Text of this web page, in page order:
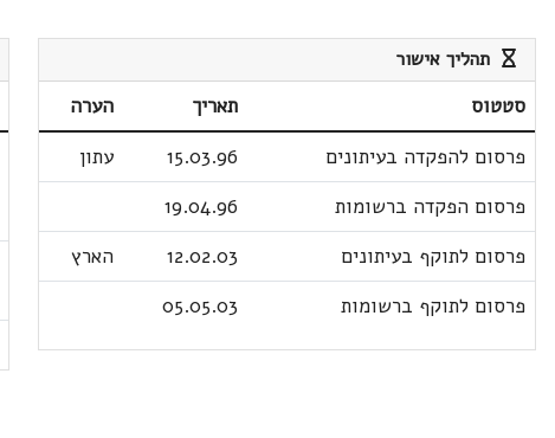
תהליך אישור
סטטוס תאריך
הערה
פרסום להפקדה בעיתונים
15.03.96
עתון
פרסום הפקדה ברשומות
19.04.96
פרסום לתוקף בעיתונים
12.02.03
הארץ
פרסום לתוקף ברשומות
05.05.03